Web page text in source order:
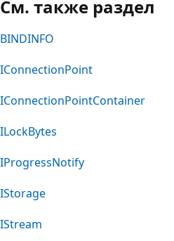
См. также раздел
BINDINFO
IConnectionPoint
IConnectionPointContainer
ILockBytes
IProgressNotify
IStorage
IStream